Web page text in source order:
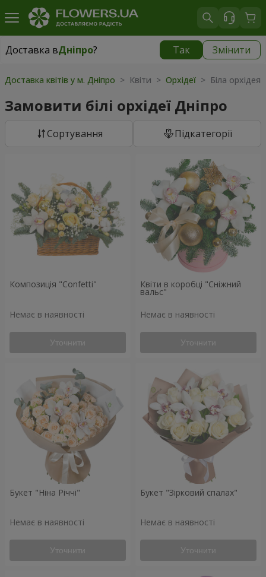
Доставка вДніпро? Так Змінити
Доставка вДніпро|
Доставка квітів у м. Дніпро > Квіти > Орхідеї > Біла орхідея
Замовити білі орхідеї Дніпро
Сортування Підкатегорії
Композиція "Confetti"
Немає в наявності
Уточнити
Квіти в коробці "Сніжний
вальс"
Немає в наявності
Уточнити
Букет "Ніна Річчі"
Немає в наявності
Уточнити
Букет "Зірковий спалах"
Немає в наявності
Уточнити